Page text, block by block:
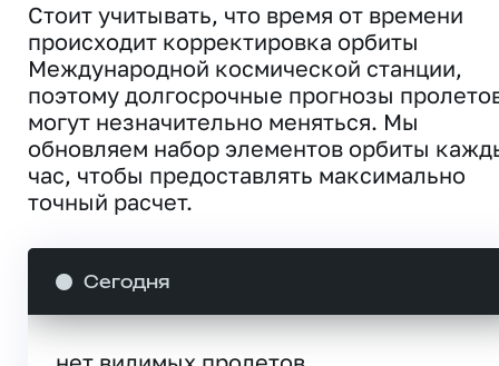
Стоит учитывать, что время от времени
происходит корректировка орбиты
Международной космической станции,
поэтому долгосрочные прогнозы
могут незначительно меняться. Мы
обновляем набор элементов орбиты
час, чтобы предоставлять максимально
точный расчет.
Сегодня